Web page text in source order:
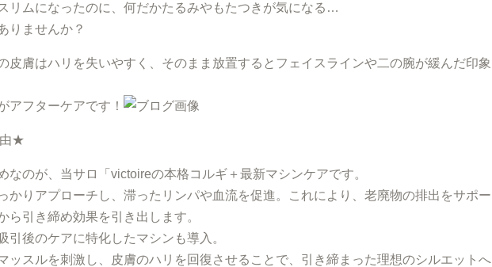
リムになったのに、何だかたるみやもたつきが気になる…
りませんか？
皮膚はハリを失いやすく、そのまま放置するとフェイスラインや二の腕が緩んだ印象
アフターケアです！
由★
なのが、当サロ「victoireの本格コルギ＋最新マシンケアです。
かりアプローチし、滞ったリンパや血流を促進。これにより、老廃物の排出をサポー
ら引き締め効果を引き出します。
引後のケアに特化したマシンも導入。
ッスルを刺激し、皮膚のハリを回復させることで、引き締まった理想のシルエットへ